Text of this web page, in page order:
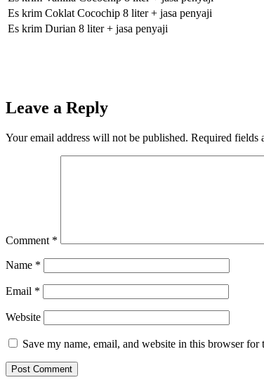
Es krim Coklat Cocochip 8 liter + jasa penyaji
Es krim Durian 8 liter + jasa penyaji
Leave a Reply
Your email address will not be published. Required fields
Comment *
Name *
Email *
Website
Save my name, email, and website in this browser for